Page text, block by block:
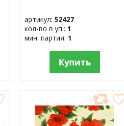
артикул:52427
кол-во в уп.: 1
мин. партия: 1
Купить
ДОБАВИТЬ
В
ИЗБРАННОЕ